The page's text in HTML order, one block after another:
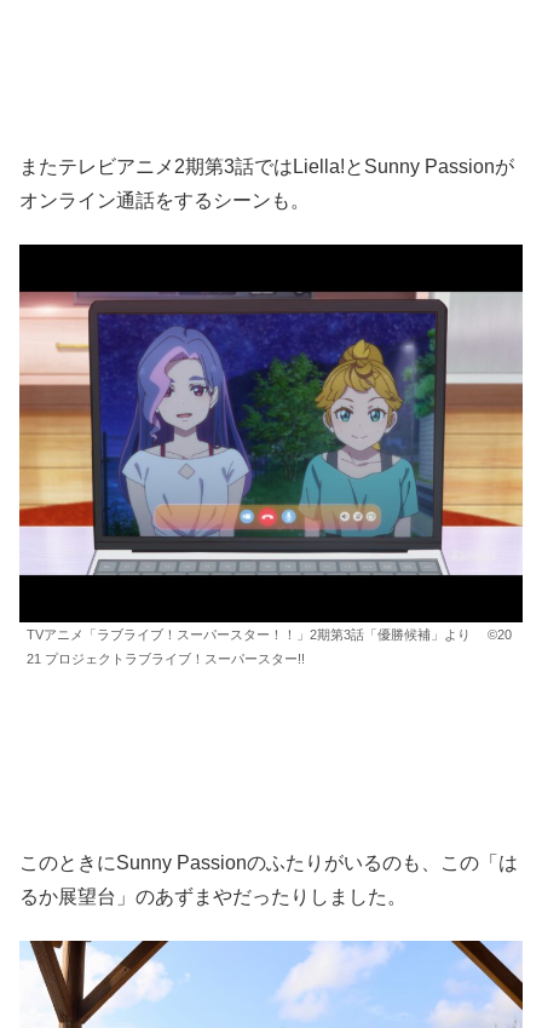
またテレビアニメ2期第3話ではLiella!とSunny Passionが
オンライン通話をするシーンも。
TVアニメ「ラブライブ！スーパースター！！」2期第3話「優勝候補」より ©20
21 プロジェクトラブライブ！スーパースター!!
このときにSunny Passionのふたりがいるのも、この「は
るか展望台」のあずまやだったりしました。